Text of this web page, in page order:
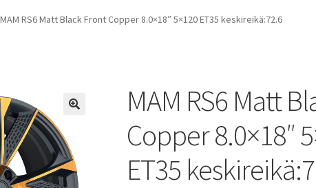
MAM RS6 Matt Black Front Copper 8.0×18″ 5×120 ET35 keskireikä:72.6
MAM RS6 Matt
Copper 8.0×18″
ET35